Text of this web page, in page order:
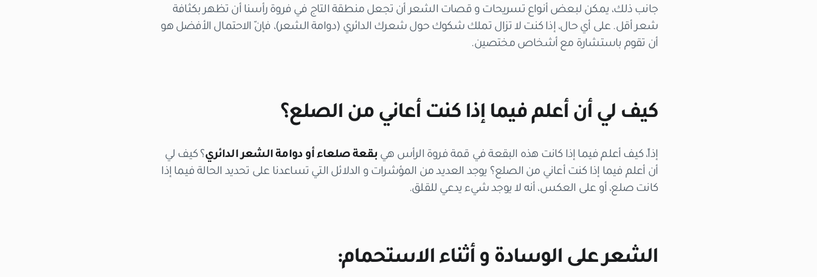
جانب ذلك، يمكن لبعض أنواع تسريحات و قصات الشعر أن تجعل منطقة التاج في فروة رأسنا أن تظهر بكثافة
شعر أقل. على أي حال، إذا كنت لا تزال تملك شكوك حول شعرك الدائري (دوامة الشعر)، فإنّ الاحتمال الأفضل هو
أن تقوم باستشارة مع أشخاص مختصين.
كيف لي أن أعلم فيما إذا كنت أعاني من الصلع؟
إذاً، كيف أعلم فيما إذا كانت هذه البقعة في قمة فروة الرأس هيبقعة صلعاء أو دوامة الشعر الدائري؟ كيف لي
أن أعلم فيما إذا كنت أعاني من الصلع؟ يوجد العديد من المؤشرات و الدلائل التي تساعدنا على تحديد الحالة فيما إذا
كانت صلع، أو على العكس، أنه لا يوجد شيء يدعي للقلق.
الشعر على الوسادة و أثناء الاستحمام: